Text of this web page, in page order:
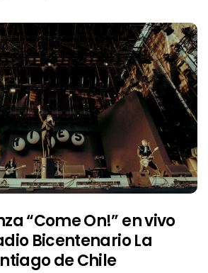
“Come On!” en vivo
Bicentenario La
de Chile